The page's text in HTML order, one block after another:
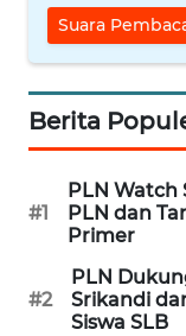
Suara
Berita
#1
PLN Watch
PLN dan
Primer
#2
PLN
Srikandi
Siswa SLB
WN
SOLO
WN
WN
MADURA
WN
SURABAYA